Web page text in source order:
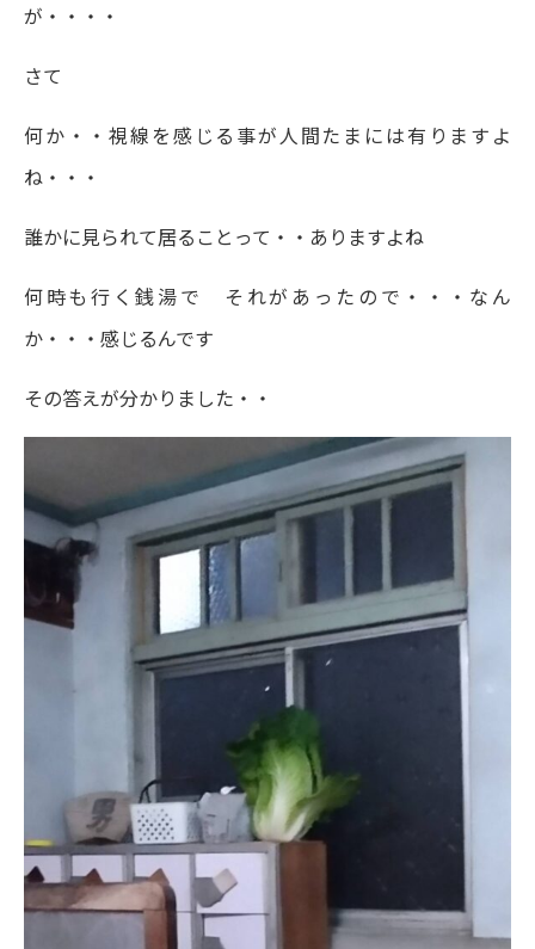
が・・・・
さて
何か・・視線を感じる事が人間たまには有りますよ
ね・・・
誰かに見られて居ることって・・ありますよね
何時も行く銭湯で それがあったので・・・なん
か・・・感じるんです
その答えが分かりました・・